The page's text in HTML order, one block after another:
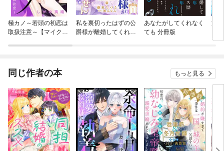
極カノ～若頭の初恋は
取扱注意～【マイク
私を裏切ったはずの公
爵様が離婚してくれま
あなたがしてくれなく
ても 分冊版
溺
し
同じ作者の本 もっと見る